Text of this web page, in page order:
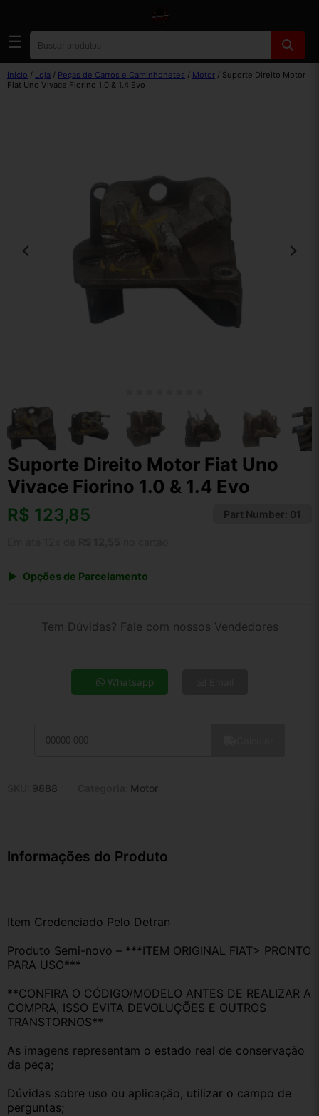
☰
Início / Loja / Peças de Carros e Caminhonetes / Motor / Suporte Direito Motor
Fiat Uno Vivace Fiorino 1.0 & 1.4 Evo
Suporte Direito Motor Fiat Uno
Vivace Fiorino 1.0 & 1.4 Evo
R$ 123,85 Part Number: 01
Opções de Parcelamento
5x de R$ 27,82
6x de R$ 23,46
9x de R$ 16,20
Tem Dúvidas? Fale com nossos Vendedores
Whatsapp
9888 Motor
Informações do Produto
Item Credenciado Pelo Detran
Produto Semi-novo – ***ITEM ORIGINAL FIAT> PRONTO
PARA USO***
**CONFIRA O CÓDIGO/MODELO ANTES DE REALIZAR A
COMPRA, ISSO EVITA DEVOLUÇÕES E OUTROS
TRANSTORNOS**
As imagens representam o estado real de conservação
da peça;
Dúvidas sobre uso ou aplicação, utilizar o campo de
perguntas;